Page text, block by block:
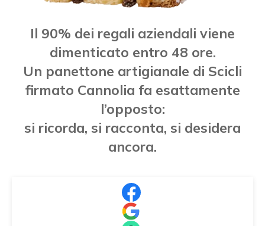
Il 90% dei regali aziendali viene
dimenticato entro 48 ore.
Un panettone artigianale di Scicli
firmato Cannolia fa esattamente
l’opposto:
si ricorda, si racconta, si desidera
ancora.